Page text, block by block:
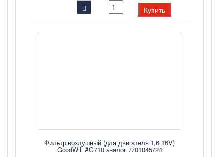
Купить
Фильтр воздушный (для двигателя 1,6 16V)
GoodWill AG710 аналог 7701045724